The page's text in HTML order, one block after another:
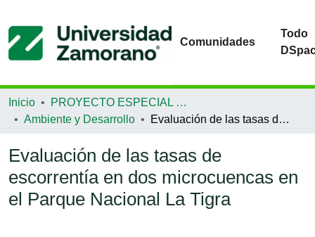
Comunidades
Todo
Inicio
PROYECTO ESPECIAL DE GRADUACIÓN
Ambiente y Desarrollo
Evaluación de las tasas de escorrentía en dos microcuencas en el Parque Nacional La Tigra
Evaluación de las tasas de
escorrentía en dos microcuencas en
el Parque Nacional La Tigra